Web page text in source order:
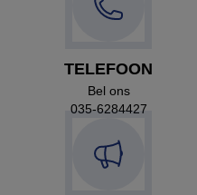
TELEFOON
Bel ons
035-6284427